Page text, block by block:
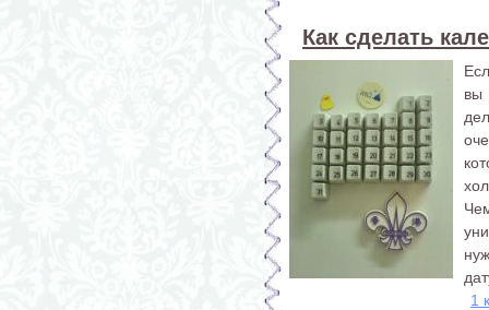
Как сделать
вы
1